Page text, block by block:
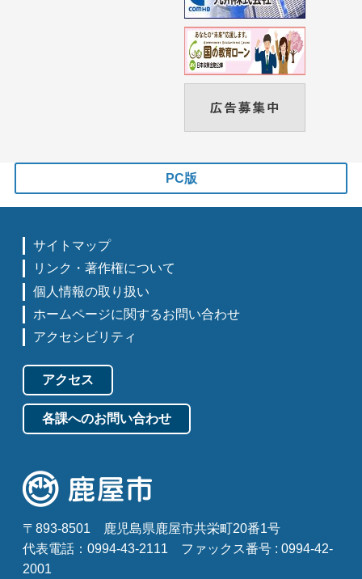
PC版
サイトマップ
リンク・著作権について
個人情報の取り扱い
ホームページに関するお問い合わせ
アクセシビリティ
アクセス
各課へのお問い合わせ
〒893-8501
鹿児島県鹿屋市共栄町20番1号
代表電話：0994-43-2111
ファックス番号 : 0994-42-
2001